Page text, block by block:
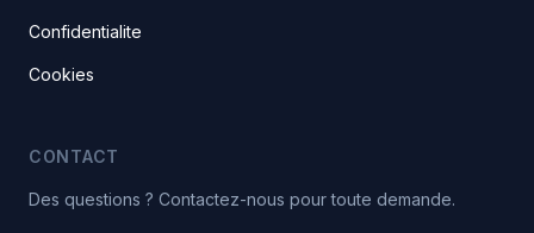
Confidentialite
Cookies
CONTACT
Des questions ? Contactez-nous pour toute demande.